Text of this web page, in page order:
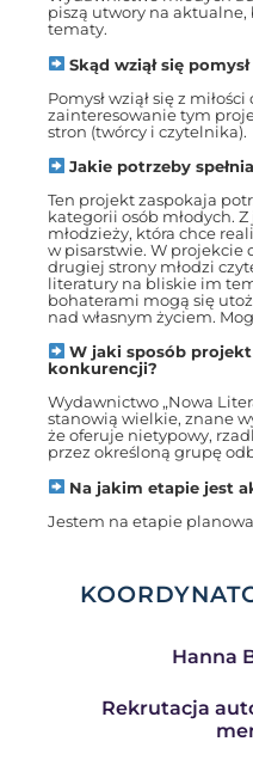
piszą utwory na
tematy.
Skąd wziął się
Pomysł wziął się z
zainteresowanie tym
stron (twórcy i czytelnika).
Jakie potrzeby
Ten projekt zaspokaja
kategorii osób młodych.
młodzieży, która chce
w pisarstwie. W projekcie
drugiej strony młodzi
literatury na bliskie im
bohaterami mogą się
nad własnym życiem.
W jaki sposób
konkurencji?
Wydawnictwo „Nowa
stanowią wielkie, znane
że oferuje nietypowy,
przez określoną grupę
Na jakim etapie jest
Jestem na etapie
Hanna
Rekrutacja